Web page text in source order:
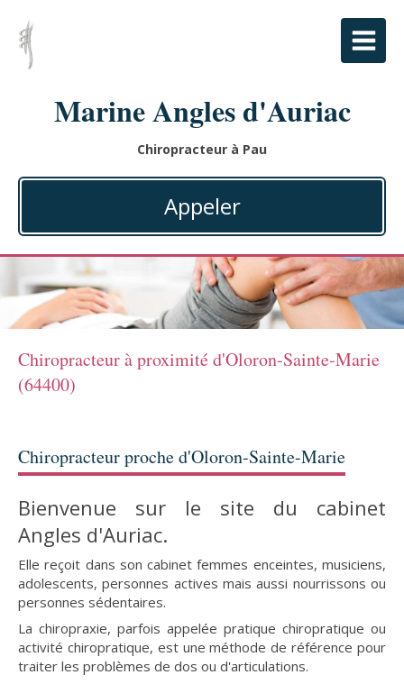
Marine Angles d'Auriac
Chiropracteur à Pau
Appeler
Chiropracteur à proximité d'Oloron-Sainte-Marie
(64400)
Chiropracteur proche d'Oloron-Sainte-Marie
Bienvenue sur le site du cabinet
Angles d'Auriac.
Elle reçoit dans son cabinet femmes enceintes, musiciens,
adolescents, personnes actives mais aussi nourrissons ou
personnes sédentaires.
La chiropraxie, parfois appelée pratique chiropratique ou
activité chiropratique, est une méthode de référence pour
traiter les problèmes de dos ou d'articulations.